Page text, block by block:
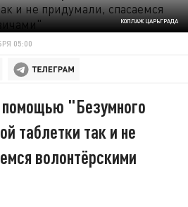
КОЛЛАЖ ЦАРЬГРАДА
05:00
помощью "Безумного
таблетки так и не
волонтёрскими